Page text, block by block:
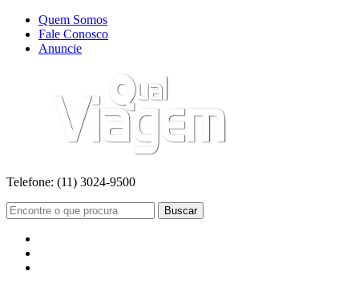
Quem Somos
Fale Conosco
Anuncie
Telefone: (11) 3024-9500
Buscar